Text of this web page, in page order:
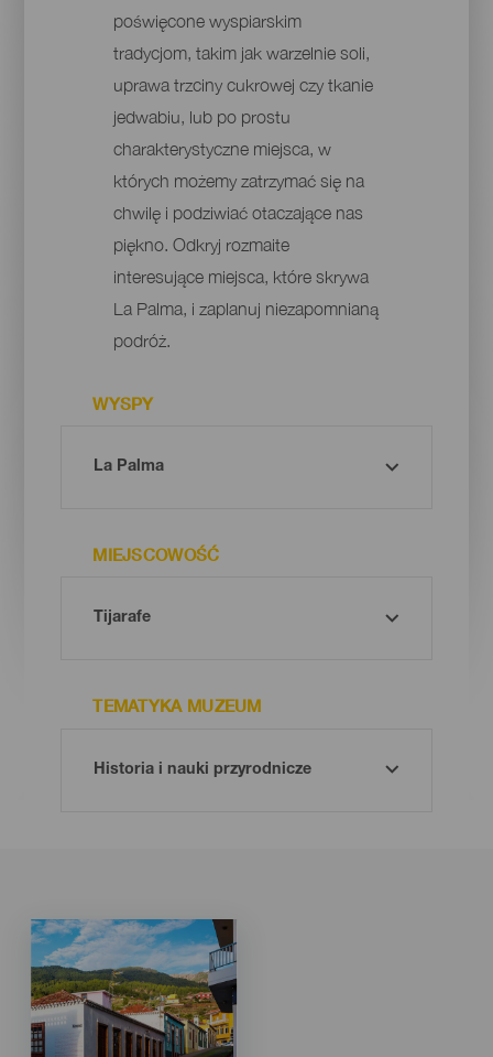
poświęcone wyspiarskim
tradycjom, takim jak warzelnie soli,
uprawa trzciny cukrowej czy tkanie
jedwabiu, lub po prostu
charakterystyczne miejsca, w
których możemy zatrzymać się na
chwilę i podziwiać otaczające nas
piękno. Odkryj rozmaite
interesujące miejsca, które skrywa
La Palma, i zaplanuj niezapomnianą
podróż.
WYSPY
MIEJSCOWOŚĆ
TEMATYKA MUZEUM
Imagen
Listado
Imagen